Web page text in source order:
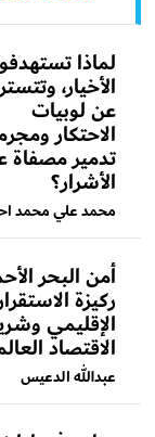
لماذا
الأخيار،
عن لوبيات
الاحتكار
تدمير مصفاة
الأشرار؟
محمد علي محمد
أمن البحر
ركيزة
الإقليمي
الاقتصاد
عبدالله الدعيس